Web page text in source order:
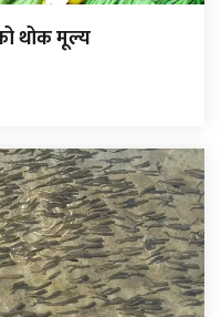
थोक मूल्य